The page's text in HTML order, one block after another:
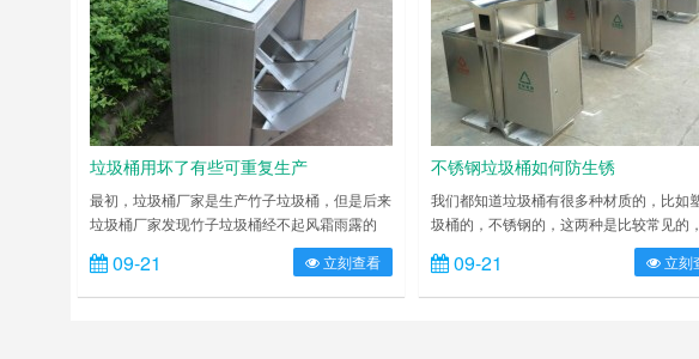
垃圾桶用坏了有些可重复生产
最初，垃圾桶厂家是生产竹子垃圾桶，但是后来
垃圾桶厂家发现竹子垃圾桶经不起风霜雨露的
是、长时间粉刷，很快就会陈旧、损坏、甚至干
脆急用不了。因此，垃圾桶厂家总裁开始想办法
解决这一问题，召集了所有垃圾桶厂家高管讨论
09-21 立刻查看
不锈钢垃圾桶如何防生锈
我们都知道垃圾桶有很多种材质的，比如
圾桶的，不锈钢的，这两种是比较常见的
庭中应用也是比较多的，但是不锈钢垃圾
点就是生锈的问题，因此防锈处理很重要
来说是不容易生锈的，但是也要做好预防
09-21 立刻